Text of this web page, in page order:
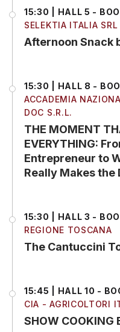
15:30 | HALL 5 -
SELEKTIA ITALIA SRL
Afternoon Snack
15:30 | HALL 8 -
ACCADEMIA
DOC S.R.L.
THE MOMENT
EVERYTHING:
Entrepreneur to
Really Makes the
15:30 | HALL 3 -
REGIONE TOSCANA
The Cantuccini
15:45 | HALL 10 -
CIA - AGRICOLTORI
SHOW